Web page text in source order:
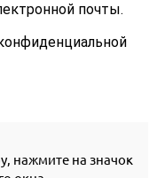
почты.
нажмите на значок